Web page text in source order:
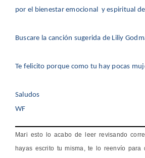
por el bienestar emocional y espiritual
Buscare la canción sugerida de Liliy
Te felicito porque como tu hay pocas
Saludos
WF
Mari esto lo acabo de leer revisando
hayas escrito tu misma, te lo reenvío para